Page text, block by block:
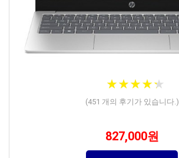
★★★★★
★★★★★
(451 개의 후기가 있습니다.)
827,000원